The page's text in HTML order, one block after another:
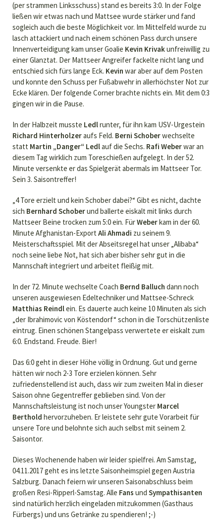
(per strammen Linksschuss) stand es bereits 3:0. In der Folge
ließen wir etwas nach und Mattsee wurde stärker und fand
sogleich auch die beste Möglichkeit vor. Im Mittelfeld wurde zu
lasch attackiert und nach einem schönen Pass durch unsere
Innenverteidigung kam unser Goalie Kevin Krivakunfreiwillig zu
einer Glanztat. Der Mattseer Angreifer fackelte nicht lang und
entschied sich fürs lange Eck. Kevin war aber auf dem Posten
und konnte den Schuss per Fußabwehr in allerhöchster Not zur
Ecke klären. Der folgende Corner brachte nichts ein. Mit dem 0:3
gingen wir in die Pause.
In der Halbzeit musste Ledlrunter, für ihn kam USV-Urgestein
Richard Hinterholzeraufs Feld. Berni Schoberwechselte
statt Martin „Danger“ Ledlauf die Sechs. Rafi Weberwar an
diesem Tag wirklich zum Toreschießen aufgelegt. In der 52.
Minute versenkte er das Spielgerät abermals im Mattseer Tor.
Sein 3. Saisontreffer!
„4 Tore erzielt und kein Schober dabei?“ Gibt es nicht, dachte
sich Bernhard Schoberund ballerte eiskalt mit links durch
Mattseer Beine trocken zum 5:0 ein. FürWeberkam in der 60.
Minute Afghanistan-Export Ali Ahmadi zu seinem 9.
Meisterschaftsspiel. Mit der Abseitsregel hat unser „Alibaba“
noch seine liebe Not, hat sich aber bisher sehr gut in die
Mannschaft integriert und arbeitet fleißig mit.
In der 72. Minute wechselte Coach Bernd Balluch dann noch
unseren ausgewiesen Edeltechniker und Mattsee-Schreck
Matthias Reindlein. Es dauerte auch keine 10 Minuten als sich
„der Ibrahimovic von Köstendorf“ schon in die Torschützenliste
eintrug. Einen schönen Stangelpass verwertete er eiskalt zum
6:0. Endstand. Freude. Bier!
Das 6:0 geht in dieser Höhe völlig in Ordnung. Gut und gerne
hätten wir noch 2-3 Tore erzielen können. Sehr
zufriedenstellend ist auch, dass wir zum zweiten Mal in dieser
Saison ohne Gegentreffer geblieben sind. Von der
Mannschaftsleistung ist noch unser Youngster Marcel
Berthold hervorzuheben. Er leistete sehr gute Vorarbeit für
unsere Tore und belohnte sich auch selbst mit seinem 2.
Saisontor.
Dieses Wochenende haben wir leider spielfrei. Am Samstag,
04.11.2017 geht es ins letzte Saisonheimspiel gegen Austria
Salzburg. Danach feiern wir unseren Saisonabschluss beim
großen Resi-Ripperl-Samstag. Alle Fans und Sympathisanten
sind natürlich herzlich eingeladen mitzukommen (Gasthaus
Fürbergs) und uns Getränke zu spendieren! ;-)